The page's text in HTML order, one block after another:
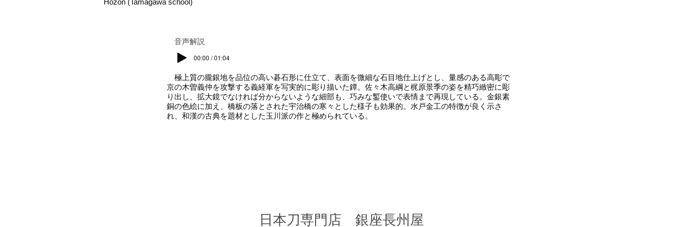
​音声解説
00:00 / 01:04
極上質の朧銀地を品位の高い碁石形に仕立て、表面を微細な石目地仕上げとし、量感のある高彫で
京の木曽義仲を攻撃する義経軍を写実的に彫り描いた鐔。佐々木高綱と梶原景季の姿を精巧緻密に彫
り出し、拡大鏡でなければ分からないような細部も、巧みな鏨使いで表情まで再現している。金銀素
銅の色絵に加え、橋板の落とされた宇治橋の寒々とした様子も効果的。水戸金工の特徴が良く示さ
れ、和漢の古典を題材とした玉川派の作と極められている。
​日本刀専門店 銀座長州屋